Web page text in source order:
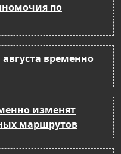
по
временно
изменят
маршрутов